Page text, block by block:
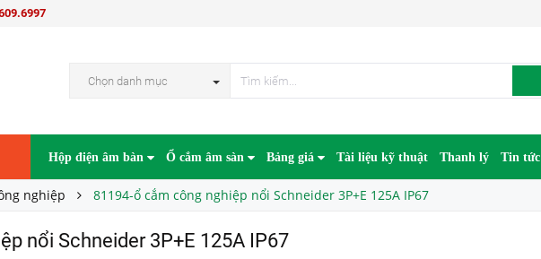
Chọn danh mục
Hộp điện âm bàn Ổ cắm âm sàn Bảng giá Tài liệu kỹ thuật Thanh lý Tin tức
nghiệp 81194-ổ cắm công nghiệp nổi Schneider 3P+E 125A IP67
nổi Schneider 3P+E 125A IP67
Schneider 3P+E 125A IP67